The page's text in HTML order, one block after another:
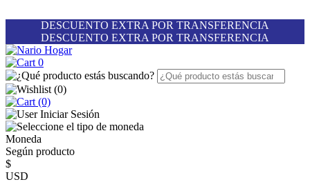
DESCUENTO EXTRA POR TRANSFERENCIA
DESCUENTO EXTRA POR TRANSFERENCIA
0
(0)
(0)
Iniciar Sesión
Moneda
Según producto
$
USD